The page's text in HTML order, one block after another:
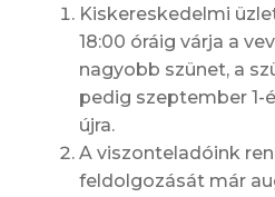
Kiskereskedelmi
18:00 óráig várja a
nagyobb szünet, a
pedig szeptember 1-
újra.
A viszonteladóink
feldolgozását már